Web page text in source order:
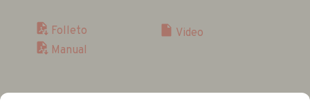
Folleto
Manual
Video